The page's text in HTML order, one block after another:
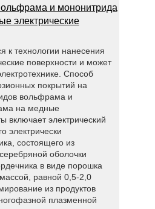
и мононитрида
электрические
к технологии нанесения
поверхности и может
Способ
покрытий на
вольфрама и
на медные
включает электрический
электрически
состоящего из
оболочки
в виде порошка
равной 0,5-2,0
из продуктов
плазменной